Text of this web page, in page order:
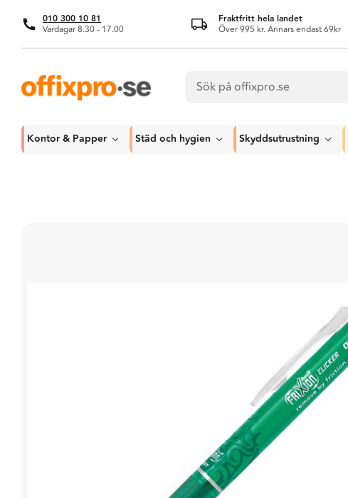
010 300 10 81
Vardagar 8.30 - 17.00
Fraktfritt hela landet
Över 995 kr. Annars endast 69kr
Kontor & Papper Städ och hygien Skyddsutrustning